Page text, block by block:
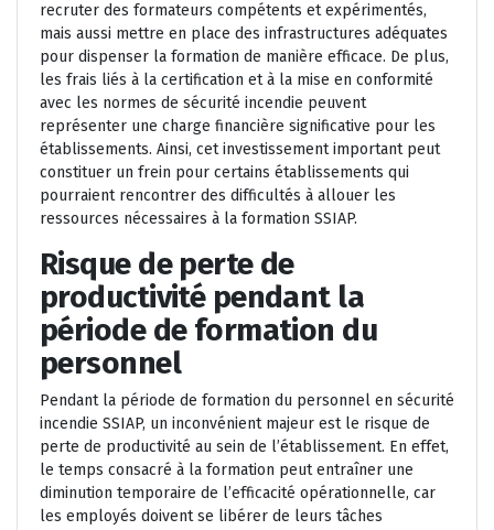
recruter des formateurs compétents et expérimentés,
mais aussi mettre en place des infrastructures adéquates
pour dispenser la formation de manière efficace. De plus,
les frais liés à la certification et à la mise en conformité
avec les normes de sécurité incendie peuvent
représenter une charge financière significative pour les
établissements. Ainsi, cet investissement important peut
constituer un frein pour certains établissements qui
pourraient rencontrer des difficultés à allouer les
ressources nécessaires à la formation SSIAP.
Risque de perte de
productivité pendant la
période de formation du
personnel
Pendant la période de formation du personnel en sécurité
incendie SSIAP, un inconvénient majeur est le risque de
perte de productivité au sein de l’établissement. En effet,
le temps consacré à la formation peut entraîner une
diminution temporaire de l’efficacité opérationnelle, car
les employés doivent se libérer de leurs tâches